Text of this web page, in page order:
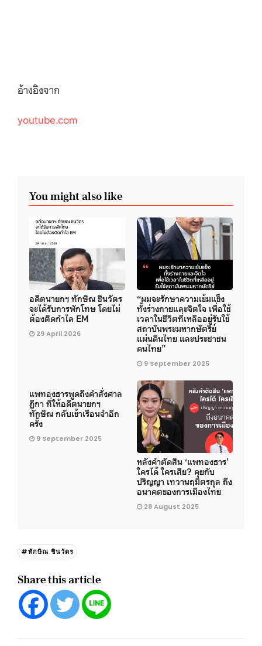
อ้างอิงจาก
youtube.com
You might also like
อดีตนายกฯ ทักษิณ ชินวัตร
จะได้รับการพักโทษ โดยไม่
ต้องติดกำไล EM
29 April 2026
“ผมจะรักษาความเข้มแข็ง
ทั้งร่างกายและจิตใจ เพื่อใช้
เวลาในชีวิตที่เหลืออยู่รับใช้
สถาบันพระมหากษัตริย์
แผ่นดินไทย และประชาชน
คนไทย”
9 September 2025
แพทองธารพูดถึงคำสั่งศาล
ฎีกา ที่ให้อดีตนายกฯ
ทักษิณ กลับเข้าเรือนจำอีก
ครั้ง
9 September 2025
หลังคำตัดสิน ‘แพทองธาร’
ใครได้ ใครเสีย? คุยกับ
ปริญญา เทวานฤมิตรกุล ถึง
อนาคตของการเมืองไทย
28 August 2025
#ทักษิณ ชินวัตร
Share this article